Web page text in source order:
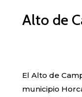
Alto de
El Alto de
municipio